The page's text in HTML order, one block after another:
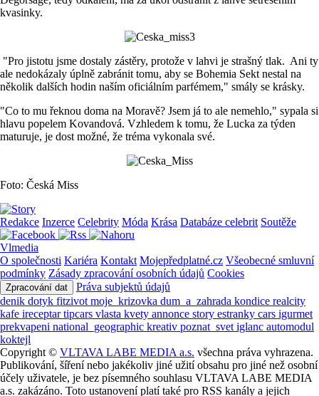
kvasinky.
"Pro jistotu jsme dostaly zástěry, protože v lahvi je strašný tlak. Ani ty
ale nedokázaly úplně zabránit tomu, aby se Bohemia Sekt nestal na
několik dalších hodin naším oficiálním parfémem," smály se krásky.
"Co to mu řeknou doma na Moravě? Jsem já to ale nemehlo," sypala si
hlavu popelem Kovandová. Vzhledem k tomu, že Lucka za týden
maturuje, je dost možné, že tréma vykonala své.
Foto: Česká Miss
Redakce Inzerce Celebrity Móda Krása Databáze celebrit Soutěže
Vlmedia
O společnosti Kariéra Kontakt Mojepředplatné.cz Všeobecné smluvní
podmínky Zásady zpracování osobních údajů Cookies
Zpracování dat
Práva subjektů údajů
denik dotyk fitzivot moje_krizovka dum_a_zahrada kondice realcity
kafe ireceptartipcars vlasta kvety annonce story estranky cars igurmet
prekvapeni national_geographic kreativ poznat_svet iglanc automodul
koktejl
Copyright © VLTAVA LABE MEDIA a.s. všechna práva vyhrazena.
Publikování, šíření nebo jakékoliv jiné užití obsahu pro jiné než osobní
účely uživatele, je bez písemného souhlasu VLTAVA LABE MEDIA
a.s. zakázáno. Toto ustanovení platí také pro RSS kanály a jejich